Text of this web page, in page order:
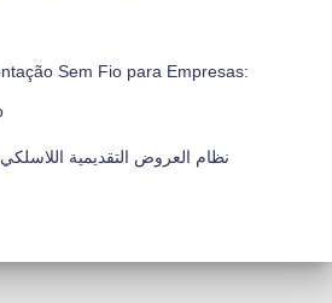
Sem Fio para Empresas:
نظام العروض التقديمية